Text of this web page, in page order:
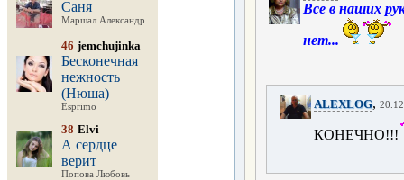
Саня
Маршал Александр
46 jemchujinka
Бесконечная
нежность
(Нюша)
Esprimo
38 Elvi
А сердце
верит
Попова Любовь
Все в наших
нет...
ALEXLOG,
КОНЕЧНО!!!